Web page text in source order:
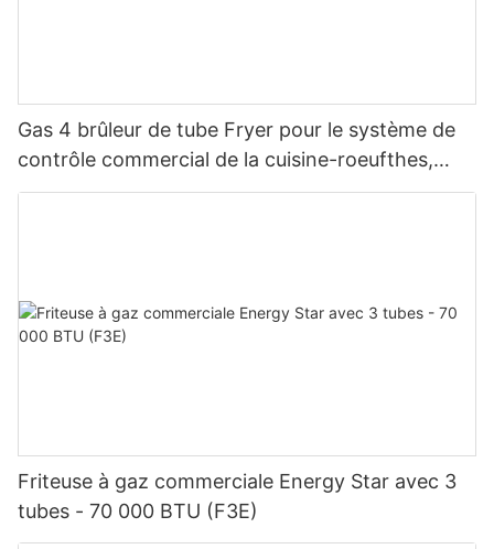
Gas 4 brûleur de tube Fryer pour le système de
contrôle commercial de la cuisine-roeufthes,
120000 BTU (GF120)
Friteuse à gaz commerciale Energy Star avec 3
tubes - 70 000 BTU (F3E)